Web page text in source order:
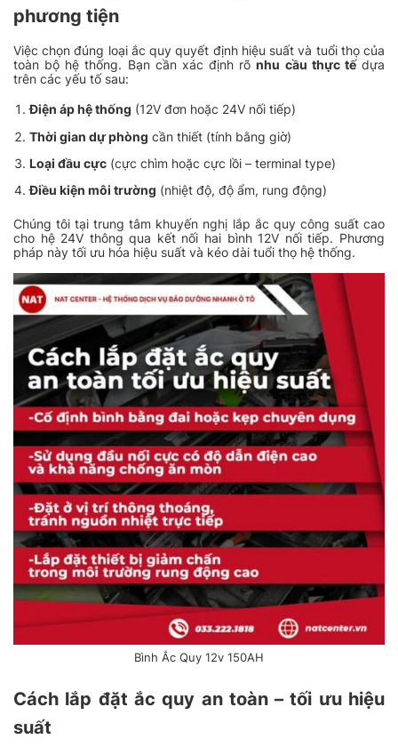
phương tiện
Việc chọn đúng loại ắc quy quyết định hiệu suất và tuổi thọ của
toàn bộ hệ thống. Bạn cần xác định rõnhu cầu thực tếdựa
trên các yếu tố sau:
Điện áp hệ thống (12V đơn hoặc 24V nối tiếp)
Thời gian dự phòng cần thiết (tính bằng giờ)
Loại đầu cực (cực chìm hoặc cực lồi – terminal type)
Điều kiện môi trường (nhiệt độ, độ ẩm, rung động)
Chúng tôi tại trung tâm khuyến nghị lắp ắc quy công suất cao
cho hệ 24V thông qua kết nối hai bình 12V nối tiếp. Phương
pháp này tối ưu hóa hiệu suất và kéo dài tuổi thọ hệ thống.
Bình Ắc Quy 12v 150AH
Cách lắp đặt ắc quy an toàn – tối ưu hiệu
suất